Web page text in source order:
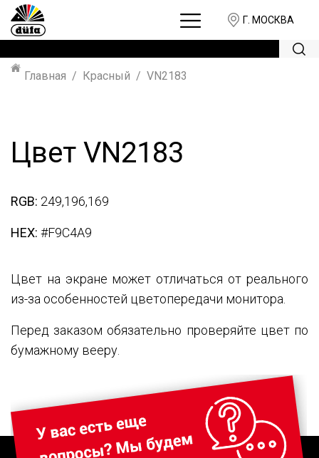
Г. МОСКВА
Главная Красный VN2183
Цвет VN2183
RGB: 249,196,169
HEX: #F9C4A9
Цвет на экране может отличаться от реального
из-за особенностей цветопередачи монитора.
Перед заказом обязательно проверяйте цвет по
бумажному вееру.